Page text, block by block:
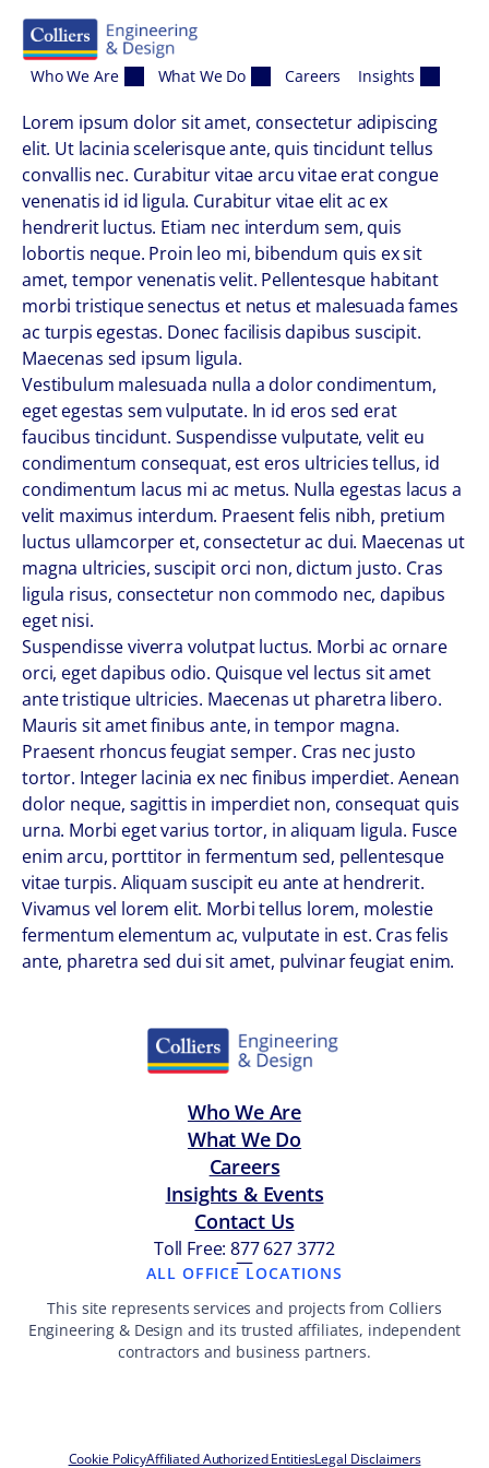
Who We Are What We Do Careers Insights
Lorem ipsum dolor sit amet, consectetur adipiscing
elit. Ut lacinia scelerisque ante, quis tincidunt tellus
convallis nec. Curabitur vitae arcu vitae erat congue
venenatis id id ligula. Curabitur vitae elit ac ex
hendrerit luctus. Etiam nec interdum sem, quis
lobortis neque. Proin leo mi, bibendum quis ex sit
amet, tempor venenatis velit. Pellentesque habitant
morbi tristique senectus et netus et malesuada fames
ac turpis egestas. Donec facilisis dapibus suscipit.
Maecenas sed ipsum ligula.
Vestibulum malesuada nulla a dolor condimentum,
eget egestas sem vulputate. In id eros sed erat
faucibus tincidunt. Suspendisse vulputate, velit eu
condimentum consequat, est eros ultricies tellus, id
condimentum lacus mi ac metus. Nulla egestas lacus a
velit maximus interdum. Praesent felis nibh, pretium
luctus ullamcorper et, consectetur ac dui. Maecenas ut
magna ultricies, suscipit orci non, dictum justo. Cras
ligula risus, consectetur non commodo nec, dapibus
eget nisi.
Suspendisse viverra volutpat luctus. Morbi ac ornare
orci, eget dapibus odio. Quisque vel lectus sit amet
ante tristique ultricies. Maecenas ut pharetra libero.
Mauris sit amet finibus ante, in tempor magna.
Praesent rhoncus feugiat semper. Cras nec justo
tortor. Integer lacinia ex nec finibus imperdiet. Aenean
dolor neque, sagittis in imperdiet non, consequat quis
urna. Morbi eget varius tortor, in aliquam ligula. Fusce
enim arcu, porttitor in fermentum sed, pellentesque
vitae turpis. Aliquam suscipit eu ante at hendrerit.
Vivamus vel lorem elit. Morbi tellus lorem, molestie
fermentum elementum ac, vulputate in est. Cras felis
ante, pharetra sed dui sit amet, pulvinar feugiat enim.
Who We Are
What We Do
Careers
Insights & Events
Contact Us
Toll Free: 877 627 3772
—
ALL OFFICE LOCATIONS
This site represents services and projects from Colliers
Engineering & Design and its trusted affiliates, independent
contractors and business partners.
Cookie PolicyAffiliated Authorized EntitiesLegal Disclaimers